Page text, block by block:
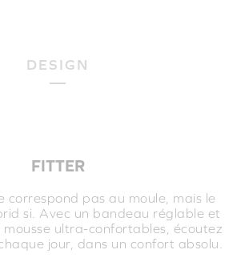
DESIGN
FITTER
correspond pas au moule, mais le
si. Avec un bandeau réglable et
mousse ultra-confortables, écoutez
jour, dans un confort absolu.